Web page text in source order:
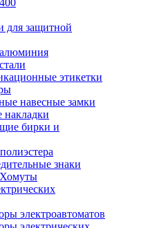
для защитной
этикетки
навесные замки
накладки
бирки и
знаки
электроавтоматов